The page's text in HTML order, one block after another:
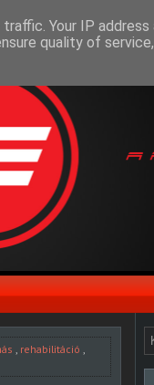
, rehabilitáció ,
Your IP address
quality of